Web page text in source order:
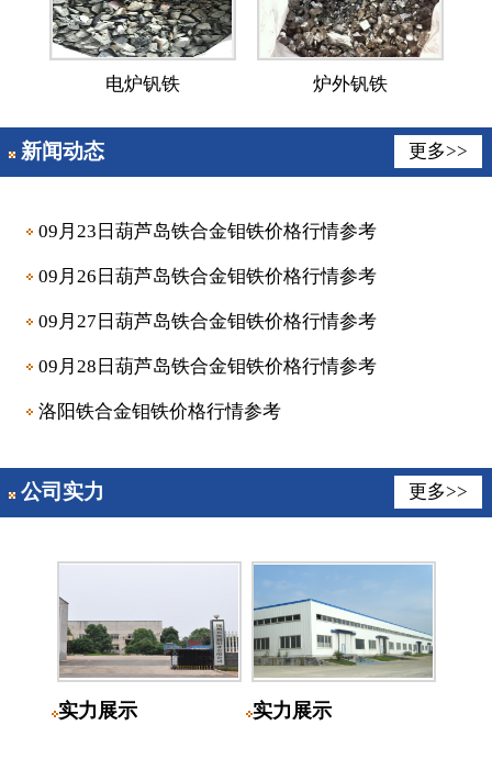
电炉钒铁 炉外钒铁
新闻动态 更多>>
09月23日葫芦岛铁合金钼铁价格行情参考
09月26日葫芦岛铁合金钼铁价格行情参考
09月27日葫芦岛铁合金钼铁价格行情参考
09月28日葫芦岛铁合金钼铁价格行情参考
洛阳铁合金钼铁价格行情参考
公司实力 更多>>
实力展示 实力展示